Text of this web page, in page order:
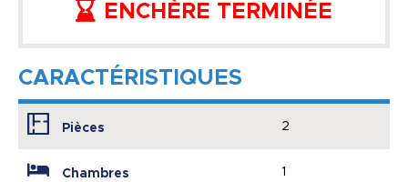
ENCHÈRE TERMINÉE
CARACTÉRISTIQUES
Pièces 2
Chambres 1